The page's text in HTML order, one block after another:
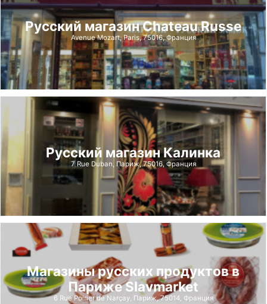
Русский магазин Chateau Russe
Avenue Mozart, Paris, 75016, Франция
Русский магазин Калинка
7 Rue Duban, Париж, 75016, Франция
Магазины русских продуктов в
Париже Slavmarket
6 Rue Poirier de Narçay, Париж, 75014, Франция